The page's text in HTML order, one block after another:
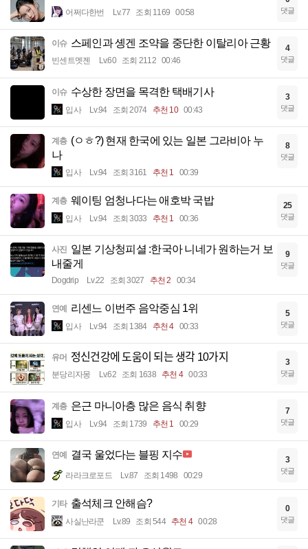
어쩌다한번 Lv.77 조회 1169 00:58 댓글
이슈 스페인과 솅겐 조약을 중단한 이탈리아 근황
빈센트멧젠 Lv.60 조회 2112 00:46
4
댓글
이슈 수상한 장면을 목격한 택배기사
입사 Lv.94 조회 2074 추천 10 00:43
3
댓글
계층 (ㅇㅎ?) 현재 한국에 있는 일본 그라비아 누
나
입사 Lv.94 조회 3161 추천 1 00:39
8
댓글
계층 웨이팅 엄청나다는 애호박 국밥
입사 Lv.94 조회 3033 추천 1 00:36
25
댓글
사진 일본 기상청피셜 :한국아 니네가 원하는거 보
내줄게
Dogdrip Lv.22 조회 3027 추천 2 00:34
9
댓글
연예 리센느 이번주 음악중심 1위
입사 Lv.94 조회 1384 추천 4 00:33
5
댓글
유머 정신건강에 도움이 되는 생각 10가지
분당리자몽 Lv.62 조회 1638 추천 4 00:33
3
댓글
계층 은근 마니아층 많은 음식 취향
입사 Lv.94 조회 1739 추천 1 00:29
7
댓글
연예 결국 울었다는 블핑 지수
라라크로포드 Lv.87 조회 1498 00:29
3
댓글
기타 출석체크 안해슴?
사실난라쿤 Lv.89 조회 544 추천 4 00:28
0
댓글